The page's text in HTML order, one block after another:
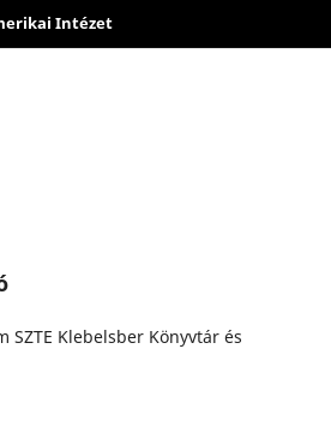
Intézet
SZTE Klebelsber Könyvtár és